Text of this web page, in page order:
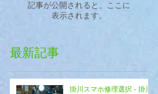
記事が公開されると、ここに
表示されます。
最新記事
掛川スマホ修理選択 - 掛川